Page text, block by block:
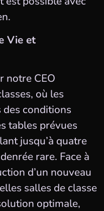
Vie et
notre CEO
où les
conditions
tables prévues
jusqu’à quatre
rare. Face à
d’un nouveau
salles de classe
optimale,